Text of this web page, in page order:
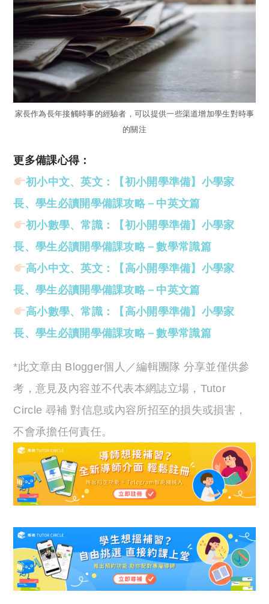
家長作為長年接觸時事的經驗者，可以提供一些渠道增加學生對時事
的關注
更多備課心得：
初小中文、英文：【初小開學準備】 小學家
長、學生必讀開學備課攻略－中英文篇
初小數學、常識：【初小開學準備】小學家
長、學生必讀開學備課攻略－數學常識篇
高小中文、英文：【高小開學準備】小學家
長、學生必讀開學備課攻略－中英文篇
高小數學、常識：【高小開學準備】小學家
長、學生必讀開學備課攻略－數學常識篇
*此文章由 Blogger個人／編輯團隊 分享並僅供參
考，意見及內容並不代表本網誌立場，Tutor
Circle 尋補 對信息或內容所招至的損失或損害，
不會承擔任何責任。